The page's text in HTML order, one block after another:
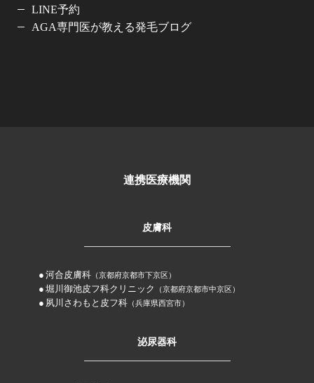
LINE予約
AGA専門医が教える発毛ブログ
連携医療機関
皮膚科
河合皮膚科 （京都府京都市下京区）
堀川御池皮フ科クリニック （京都府京都市中京区）
夙川さわもと皮フ科 （兵庫県西宮市）
泌尿器科